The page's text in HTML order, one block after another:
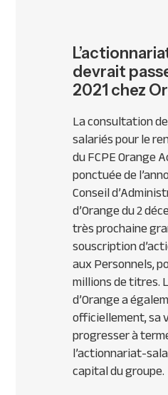
devrait
2021 chez
La consultation
salariés pour le
du FCPE Orange
ponctuée de
Conseil
d’Orange du 2
très prochaine
souscription
aux Personnels,
millions de titres.
d’Orange a
officiellement, sa
progresser à
l’actionnariat-
capital du groupe.